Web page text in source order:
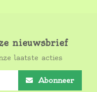
nieuwsbrief
laatste acties
Abonneer